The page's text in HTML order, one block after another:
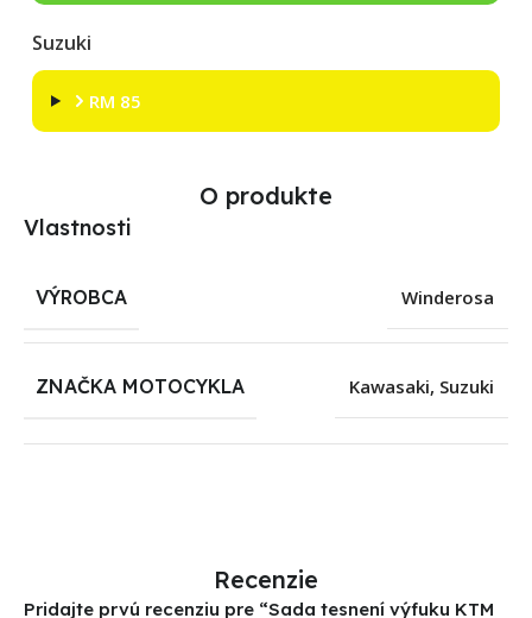
Suzuki
RM 85
O produkte
Vlastnosti
VÝROBCA Winderosa
ZNAČKA MOTOCYKLA Kawasaki, Suzuki
Recenzie
Pridajte prvú recenziu pre “Sada tesnení výfuku KTM